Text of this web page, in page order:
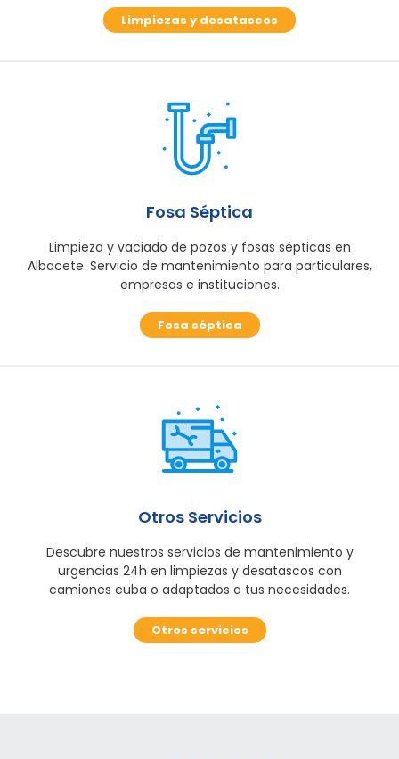
Limpiezas y desatascos
Fosa Séptica
Limpieza y vaciado de pozos y fosas sépticas en
Albacete. Servicio de mantenimiento para particulares,
empresas e instituciones.
Fosa séptica
Otros Servicios
Descubre nuestros servicios de mantenimiento y
urgencias 24h en limpiezas y desatascos con
camiones cuba o adaptados a tus necesidades.
Otros servicios